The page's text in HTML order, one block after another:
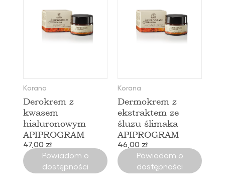
Korana
Derokrem z
kwasem
hialuronowym
APIPROGRAM
47,00 zł
Powiadom o
dostępności
Korana
Dermokrem z
ekstraktem ze
śluzu ślimaka
APIPROGRAM
46,00 zł
Powiadom o
dostępności